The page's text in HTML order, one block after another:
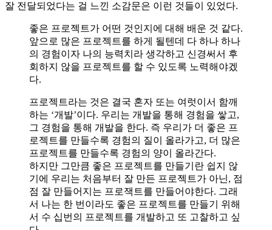
잘 전달되었다는 걸 느낀 소감문은 이런 것들이 있었다.
좋은 프로젝트가 어떤 것인지에 대해 배운 것 같다.
앞으로 많은 프로젝트를 하게 될텐데 다 하나 하나
의 경험이자 나의 능력치라 생각하고 신경써서 후
회하지 않을 프로젝트를 할 수 있도록 노력해야겠
다.
프로젝트라는 것은 결국 혼자 또는 여럿이서 함깨
하는 ‘개발’이다. 우리는 개발을 통해 경험을 쌓고,
그 경험을 통해 개발을 한다. 즉 우리가 더 좋은 프
로젝트를 만들수록 경험의 질이 올라가고, 더 많은
프로젝트를 만들수록 경험의 양이 올라간다.
하지만 그만큼 좋은 프로젝트를 만들기란 쉽지 않
기에 우리는 처음부터 잘 만든 프로젝트가 아닌, 점
점 잘 만들어지는 프로잭트를 만들어야한다. 그래
서 나는 한 번이라도 좋은 프로젝트를 만들기 위해
서 수 십번의 프로젝트를 개발하고 또 고찰하고 싶